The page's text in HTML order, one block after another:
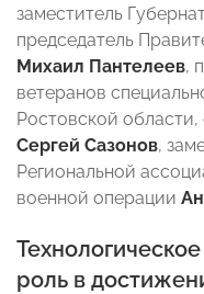
заместитель
председатель
Михаил Пантелеев,
ветеранов
Ростовской
Сергей Сазонов,
Региональной
военной операции
роль в